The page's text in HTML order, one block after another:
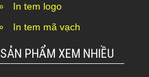
In tem logo
In tem mã vạch
SẢN PHẨM XEM NHIỀU